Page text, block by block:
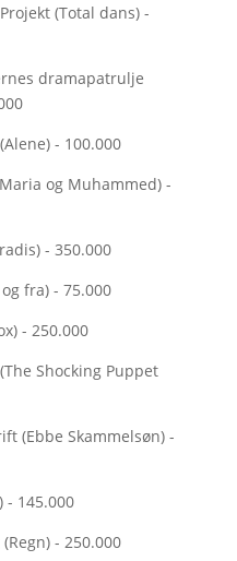
(Total dans) -
dramapatrulje
- 100.000
og Muhammed) -
- 350.000
fra) - 75.000
- 250.000
Shocking Puppet
(Ebbe Skammelsøn) -
- 145.000
- 250.000